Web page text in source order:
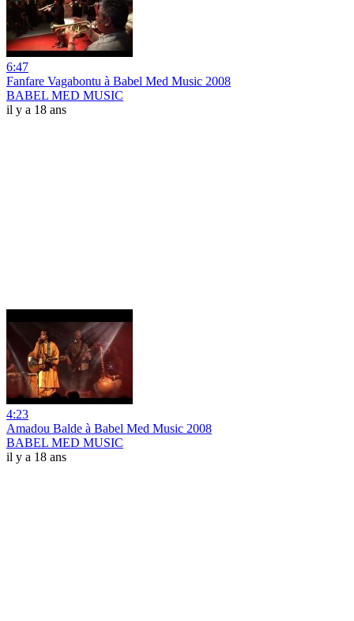
6:47
Fanfare Vagabontu à Babel Med Music 2008
BABEL MED MUSIC
il y a 18 ans
4:23
Amadou Balde à Babel Med Music 2008
BABEL MED MUSIC
il y a 18 ans